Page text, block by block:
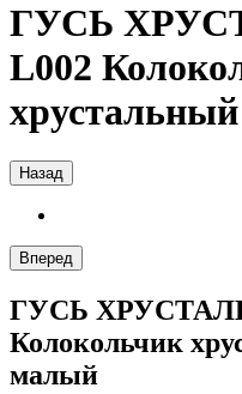
ГУСЬ
L002
Назад
Вперед
ГУСЬ
Колокольчик
малый